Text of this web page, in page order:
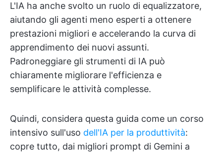
L'IA ha anche svolto un ruolo di equalizzatore,
aiutando gli agenti meno esperti a ottenere
prestazioni migliori e accelerando la curva di
apprendimento dei nuovi assunti.
Padroneggiare gli strumenti di IA può
chiaramente migliorare l'efficienza e
semplificare le attività complesse.
Quindi, considera questa guida come un corso
intensivo sull'uso dell'IA per la produttività:
copre tutto, dai migliori prompt di Gemini a